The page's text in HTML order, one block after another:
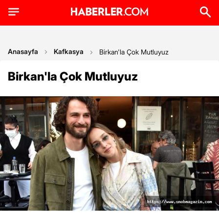
Anasayfa Kafkasya Birkan'la Çok Mutluyuz
Birkan'la Çok Mutluyuz